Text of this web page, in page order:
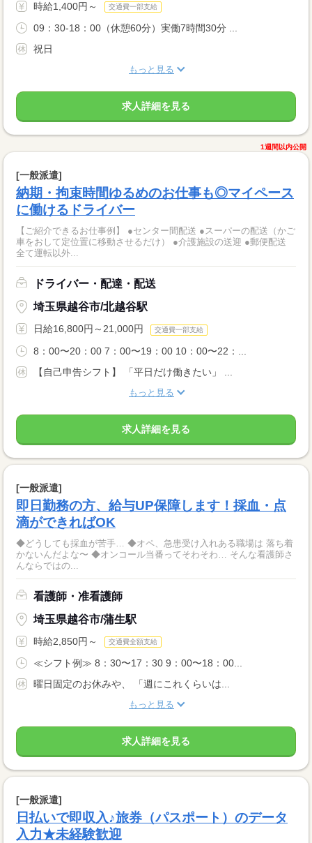
時給1,400円～ 交通費一部支給
09：30-18：00（休憩60分）実働7時間30分 ...
祝日
もっと見る
求人詳細を見る
1週間以内公開
[一般派遣]
納期・拘束時間ゆるめのお仕事も◎マイペース
に働けるドライバー
【ご紹介できるお仕事例】 ●センター間配送 ●スーパーの配送（かご
車をおして定位置に移動させるだけ） ●介護施設の送迎 ●郵便配送
全て運転以外...
ドライバー・配達・配送
埼玉県越谷市/北越谷駅
日給16,800円～21,000円 交通費一部支給
8：00〜20：00 7：00〜19：00 10：00〜22：...
【自己申告シフト】 「平日だけ働きたい」 ...
もっと見る
求人詳細を見る
[一般派遣]
即日勤務の方、給与UP保障します！採血・点
滴ができればOK
◆どうしても採血が苦手… ◆オペ、急患受け入れある職場は 落ち着
かないんだよな〜 ◆オンコール当番ってそわそわ… そんな看護師さ
んならではの...
看護師・准看護師
埼玉県越谷市/蒲生駅
時給2,850円～ 交通費全額支給
≪シフト例≫ 8：30〜17：30 9：00〜18：00...
曜日固定のお休みや、 「週にこれくらいは...
もっと見る
求人詳細を見る
[一般派遣]
日払いで即収入♪旅券（パスポート）のデータ
入力★未経験歓迎